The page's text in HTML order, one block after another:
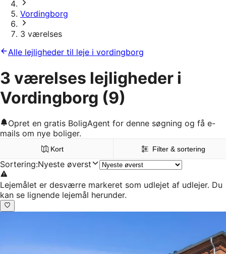
Vordingborg
3 værelses
Alle lejligheder til leje i vordingborg
3 værelses lejligheder i
Vordingborg (9)
Opret en gratis BoligAgent for denne søgning og få e-
mails om nye boliger.
Kort Filter & sortering
Sortering:Nyeste øverst
Lejemålet er desværre markeret som udlejet af udlejer. Du
kan se lignende lejemål herunder.